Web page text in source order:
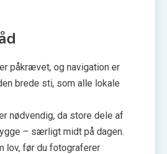
påkrævet, og navigation er
brede sti, som alle lokale
nødvendig, da store dele af
– særligt midt på dagen.
lov, før du fotograferer